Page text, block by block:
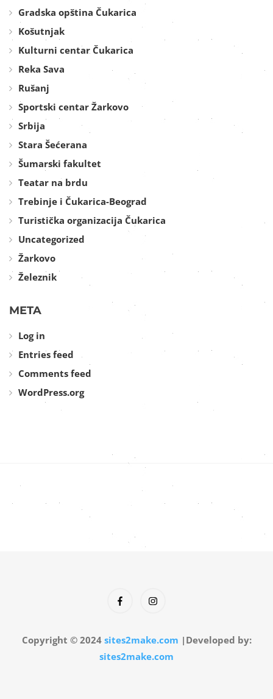
Gradska opština Čukarica
Košutnjak
Kulturni centar Čukarica
Reka Sava
Rušanj
Sportski centar Žarkovo
Srbija
Stara Šećerana
Šumarski fakultet
Teatar na brdu
Trebinje i Čukarica-Beograd
Turistička organizacija Čukarica
Uncategorized
Žarkovo
Železnik
META
Log in
Entries feed
Comments feed
WordPress.org
Copyright © 2024 sites2make.com |Developed by:
sites2make.com